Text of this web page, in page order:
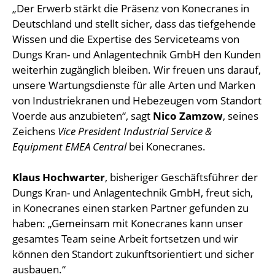
„Der Erwerb stärkt die Präsenz von Konecranes in
Deutschland und stellt sicher, dass das tiefgehende
Wissen und die Expertise des Serviceteams von
Dungs Kran- und Anlagentechnik GmbH den Kunden
weiterhin zugänglich bleiben. Wir freuen uns darauf,
unsere Wartungsdienste für alle Arten und Marken
von Industriekranen und Hebezeugen vom Standort
Voerde aus anzubieten“, sagt Nico Zamzow, seines
Zeichens Vice President Industrial Service &
Equipment EMEA Centralbei Konecranes.
Klaus Hochwarter, bisheriger Geschäftsführer der
Dungs Kran- und Anlagentechnik GmbH, freut sich,
in Konecranes einen starken Partner gefunden zu
haben: „Gemeinsam mit Konecranes kann unser
gesamtes Team seine Arbeit fortsetzen und wir
können den Standort zukunftsorientiert und sicher
ausbauen.“